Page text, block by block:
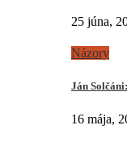
25 júna,
Názory
Ján
16 mája,